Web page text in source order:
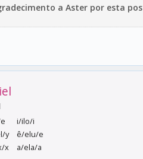
a Aster por esta
i/ilo/i
y
ê/elu/e
x
a/ela/a